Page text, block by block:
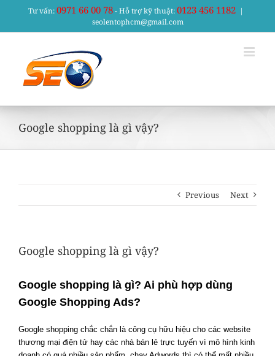
content
Tư vấn:0971 66 00 78- Hỗ trợ kỹ thuật:0123 456 1182 |
seolentophcm@gmail.com
Google shopping là gì vậy?
Previous Next
Google shopping là gì vậy?
Google shopping là gì? Ai phù hợp dùng
Google Shopping Ads?
Google shopping chắc chắn là công cụ hữu hiệu cho các website
thương mại điện tử hay các nhà bán lẻ trực tuyến vì mô hình kinh